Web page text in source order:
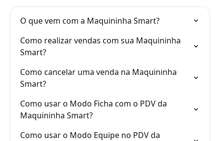
O que vem com a Maquininha Smart?
Como realizar vendas com sua Maquininha
Smart?
Como cancelar uma venda na Maquininha
Smart?
Como usar o Modo Ficha com o PDV da
Maquininha Smart?
Como usar o Modo Equipe no PDV da